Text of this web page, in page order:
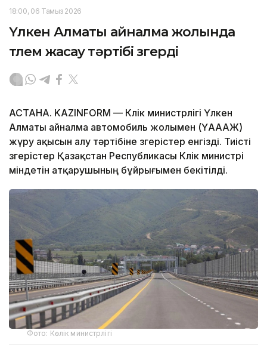
18:00, 06 Тамыз 2026
Үлкен Алматы айналма жолында
төлем жасау тәртібі өзгерді
АСТАНА. KAZINFORM — Көлік министрлігі Үлкен
Алматы айналма автомобиль жолымен (ҮАААЖ)
жүру ақысын алу тәртібіне өзгерістер енгізді. Тиісті
өзгерістер Қазақстан Республикасы Көлік министрі
міндетін атқарушының бұйрығымен бекітілді.
Фото: Көлік министрлігі